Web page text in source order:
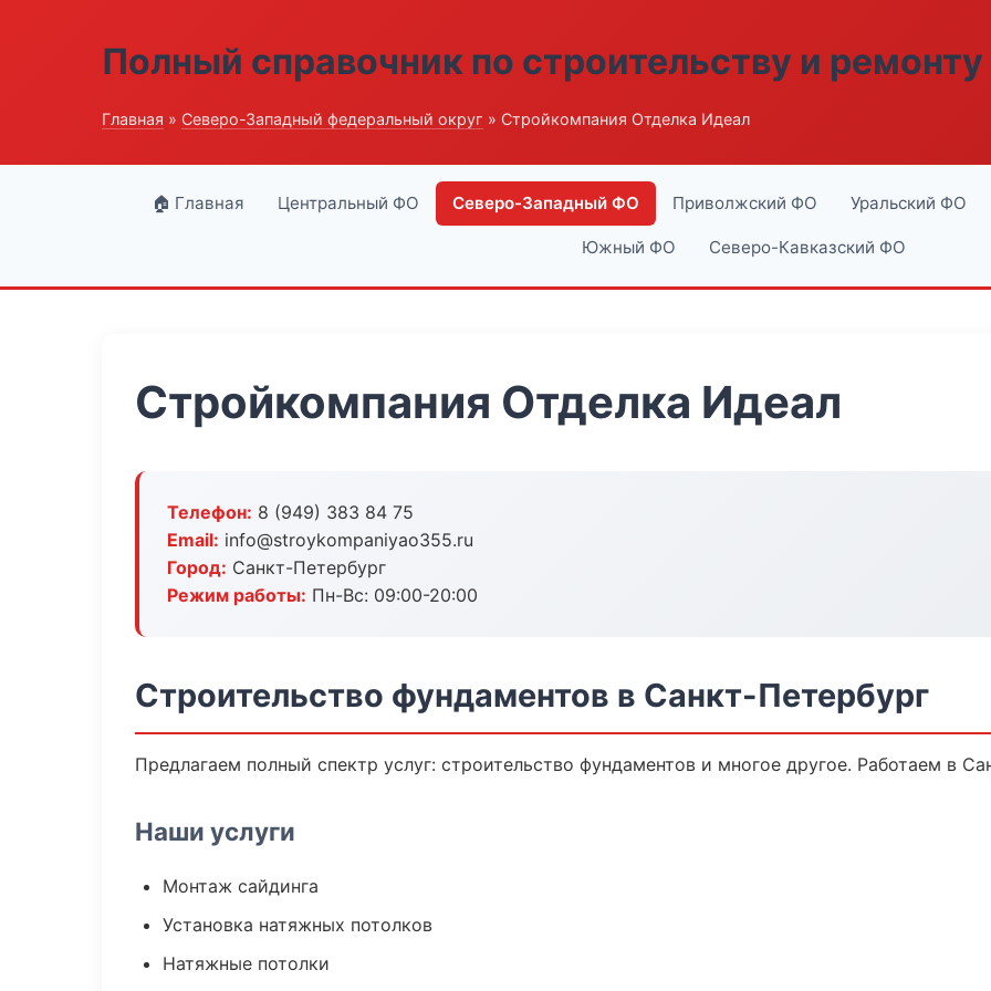
Полный справочник по строительству и ремонту
Главная » Северо-Западный федеральный округ » Стройкомпания Отделка Идеал
🏠 Главная Центральный ФО Северо-Западный ФО Приволжский ФО Уральский ФО
Южный ФО Северо-Кавказский ФО
Стройкомпания Отделка Идеал
Телефон: 8 (949) 383 84 75
Email: info@stroykompaniyao355.ru
Город: Санкт-Петербург
Режим работы: Пн-Вс: 09:00-20:00
Строительство фундаментов в Санкт-Петербург
Предлагаем полный спектр услуг: строительство фундаментов и многое другое. Работаем в
Наши услуги
Монтаж сайдинга
Установка натяжных потолков
Натяжные потолки